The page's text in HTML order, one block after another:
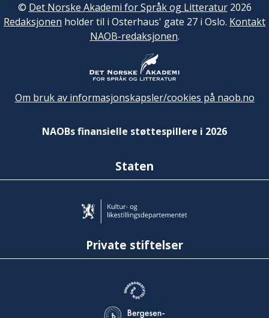
© Det Norske Akademi for Språk og Litteratur2026
Redaksjonen holder til i Osterhaus' gate 27 i Oslo. Kontakt
NAOB-redaksjonen.
Om bruk av informasjonskapsler/cookies på naob.no
NAOBs finansielle støttespillere i 2026
Staten
Private stiftelser